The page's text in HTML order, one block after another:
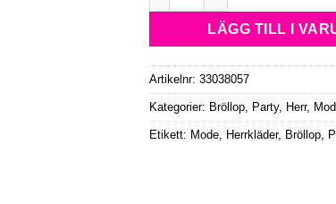
LÄGG TILL I
Artikelnr: 33038057
Kategorier: Bröllop, Party, Herr,
Etikett: Mode, Herrkläder, Bröllop,